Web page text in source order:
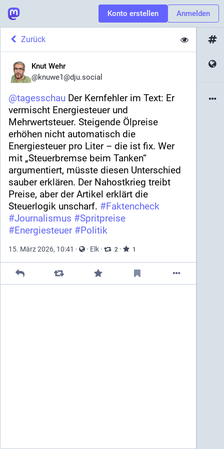
Konto erstellen Anmelden
Zurück
Knut Wehr
@knuwe1@dju.social
@tagesschau Der Kernfehler im Text: Er
vermischt Energiesteuer und
Mehrwertsteuer. Steigende Ölpreise
erhöhen nicht automatisch die
Energiesteuer pro Liter – die ist fix. Wer
mit „Steuerbremse beim Tanken“
argumentiert, müsste diesen Unterschied
sauber erklären. Der Nahostkrieg treibt
Preise, aber der Artikel erklärt die
Steuerlogik unscharf. #Faktencheck
#Journalismus #Spritpreise
#Energiesteuer #Politik
15. März 2026, 10:41 · · Elk · 2 · 1